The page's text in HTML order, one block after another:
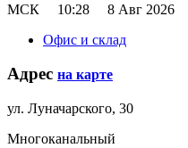
МСК
10:28
8 Авг 2026
Офис и склад
Адрес на карте
ул. Луначарского, 30
Многоканальный